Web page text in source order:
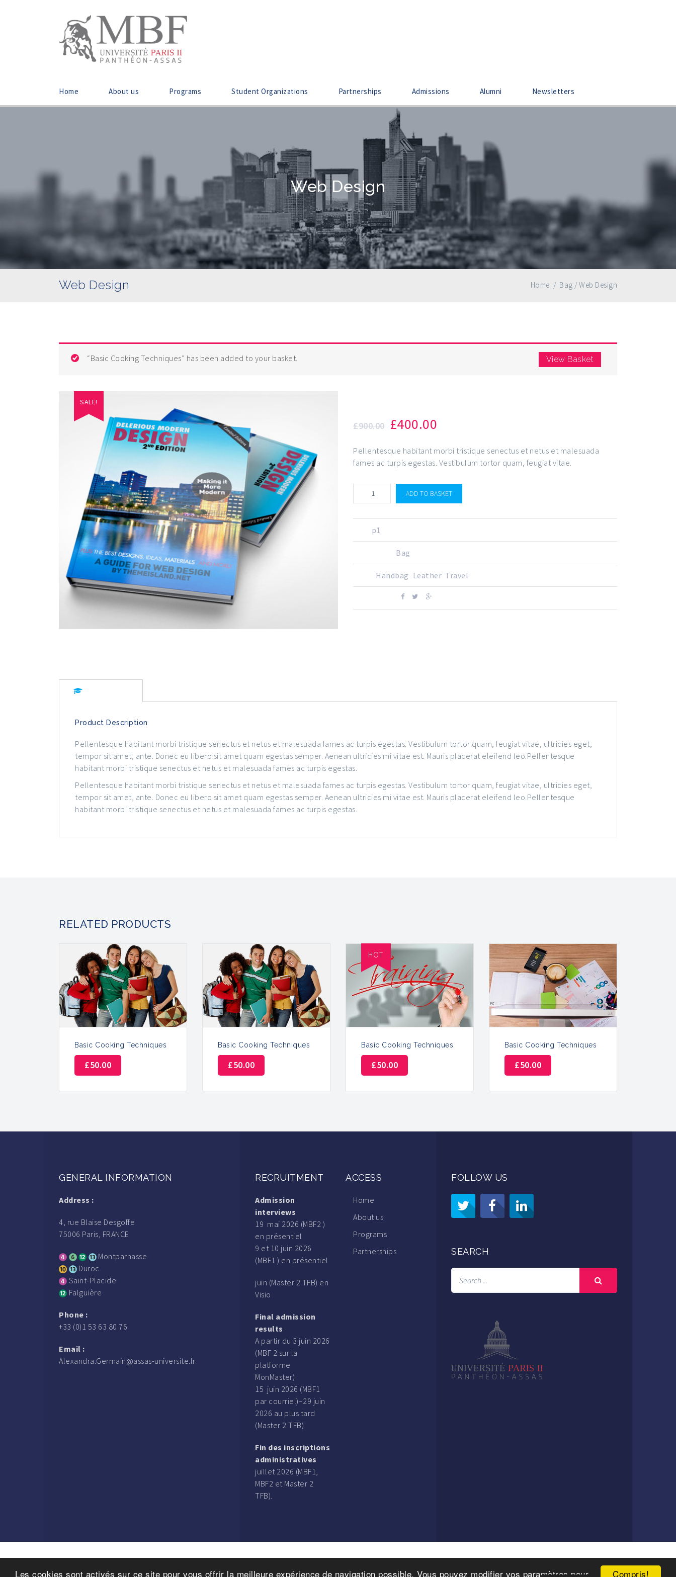
Compris!
Les cookies sont activés sur ce site pour vous offrir la meilleure expérience de navigation possible. Vous pouvez modifier vos paramètres pour
Home About us Programs Student Organizations Partnerships Admissions Alumni Newsletters
Web Design
Web Design Home / Bag / Web Design
View Basket
“Basic Cooking Techniques” has been added to your basket.
SALE!
£900.00 £400.00
Pellentesque habitant morbi tristique senectus et netus et malesuada
fames ac turpis egestas. Vestibulum tortor quam, feugiat vitae.
ADD TO BASKET
p1
Bag
Handbag Leather, Travel
Product Description
Pellentesque habitant morbi tristique senectus et netus et malesuada fames ac turpis egestas. Vestibulum tortor quam, feugiat vitae, ultricies eget,
tempor sit amet, ante. Donec eu libero sit amet quam egestas semper. Aenean ultricies mi vitae est. Mauris placerat eleifend leo.Pellentesque
habitant morbi tristique senectus et netus et malesuada fames ac turpis egestas.
Pellentesque habitant morbi tristique senectus et netus et malesuada fames ac turpis egestas. Vestibulum tortor quam, feugiat vitae, ultricies eget,
tempor sit amet, ante. Donec eu libero sit amet quam egestas semper. Aenean ultricies mi vitae est. Mauris placerat eleifend leo.Pellentesque
habitant morbi tristique senectus et netus et malesuada fames ac turpis egestas.
RELATED PRODUCTS
Basic Cooking Techniques
£50.00
Basic Cooking Techniques
£50.00
HOT
Basic Cooking Techniques
£50.00
Basic Cooking Techniques
£50.00
GENERAL INFORMATION
Address :
4, rue Blaise Desgoffe
75006 Paris, FRANCE
Montparnasse
Duroc
Saint-Placide
Falguière
Phone :
+33 (0)1 53 63 80 76
Email :
Alexandra.Germain@assas-universite.fr
RECRUITMENT
Admission
interviews
19 mai 2026 (MBF2 )
en présentiel
9 et 10 juin 2026
(MBF1 ) en présentiel
juin (Master 2 TFB) en
Visio
Final admission
results
A partir du 3 juin 2026
(MBF 2 sur la
platforme
MonMaster)
15 juin 2026 (MBF1
par courriel)–29 juin
2026 au plus tard
(Master 2 TFB)
Fin des inscriptions
administratives
juillet 2026 (MBF1,
MBF2 et Master 2
TFB).
ACCESS
Home
About us
Programs
Partnerships
FOLLOW US
SEARCH
Copyright © 2016. Magistère Banque-Finance. 122, rue de Vaugirard, 75006 Paris.